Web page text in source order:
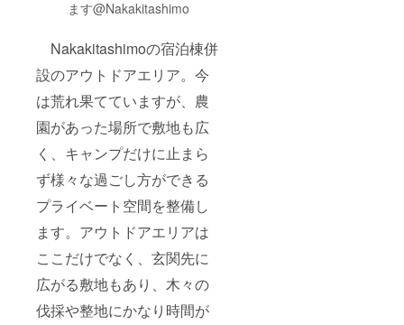
ます@Nakakitashimo
Nakakitashimoの宿泊棟併
設のアウトドアエリア。今
は荒れ果てていますが、農
園があった場所で敷地も広
く、キャンプだけに止まら
ず様々な過ごし方ができる
プライベート空間を整備し
ます。アウトドアエリアは
ここだけでなく、玄関先に
広がる敷地もあり、木々の
伐採や整地にかなり時間が